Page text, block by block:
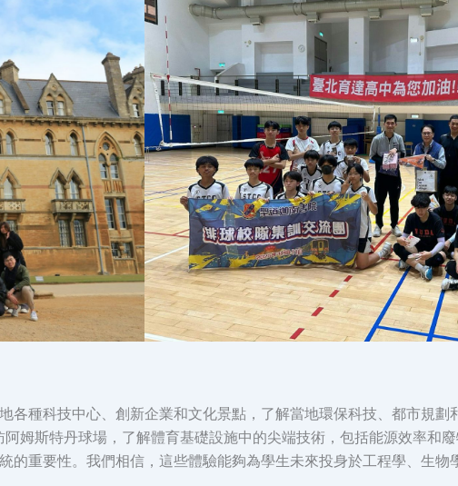
各種科技中心、創新企業和文化景點，了解當地環保科技、都市規劃
姆斯特丹球場，了解體育基礎設施中的尖端技術，包括能源效率和廢
重要性。我們相信，這些體驗能夠為學生未來投身於工程學、生物